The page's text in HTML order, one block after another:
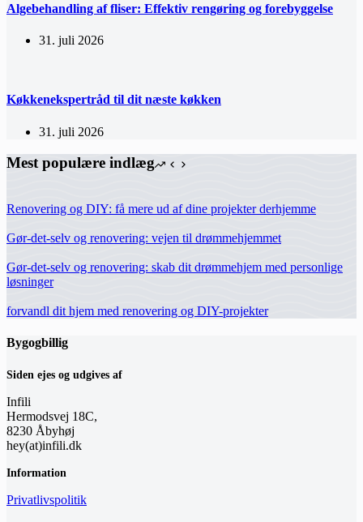
Algebehandling af fliser: Effektiv rengøring og forebyggelse
31. juli 2026
Køkkenekspertråd til dit næste køkken
31. juli 2026
Mest populære indlæg
Renovering og DIY: få mere ud af dine projekter derhjemme
Gør-det-selv og renovering: vejen til drømmehjemmet
Gør-det-selv og renovering: skab dit drømmehjem med personlige
løsninger
forvandl dit hjem med renovering og DIY-projekter
Bygogbillig
Siden ejes og udgives af
Infili
Hermodsvej 18C,
8230 Åbyhøj
hey(at)infili.dk
Information
Privatlivspolitik